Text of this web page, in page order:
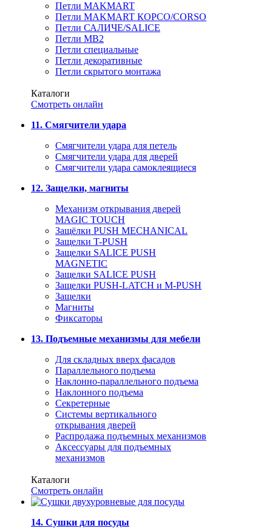
Петли MAKMART
Петли MAKMART КОРСО/CORSO
Петли САЛИЧЕ/SALICE
Петли MB2
Петли специальные
Петли декоративные
Петли скрытого монтажа
Каталоги
Смотреть онлайн
11. Смягчители удара
Смягчители удара для петель
Смягчители удара для дверей
Cмягчители удара самоклеящиеся
12. Защелки, магниты
Механизм открывания дверей
MAGIC TOUCH
Защёлки PUSH MECHANICAL
Защелки T-PUSH
Защелки SALICE PUSH
MAGNETIC
Защелки SALICE PUSH
Защелки PUSH-LATCH и M-PUSH
Защелки
Магниты
Фиксаторы
13. Подъемные механизмы для мебели
Для складных вверх фасадов
Параллельного подъема
Наклонно-параллельного подъема
Наклонного подъема
Секретерные
Системы вертикального
открывания дверей
Распродажа подъемных механизмов
Аксессуары для подъемных
механизмов
Каталоги
Смотреть онлайн
14. Сушки для посуды